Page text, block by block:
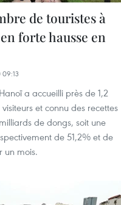
de touristes à
forte hausse en
a accueilli près de 1,2
et connu des recettes
de dongs, soit une
de 51,2% et de
un mois.